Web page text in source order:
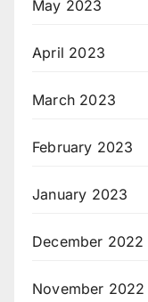
May 2023
April 2023
March 2023
February 2023
January 2023
December 2022
November 2022